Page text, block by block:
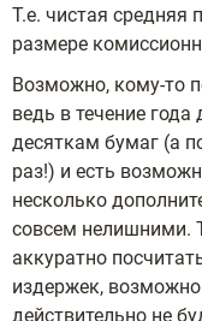
Т.е. чистая средняя
размере
Возможно, кому-то
ведь в течение
десяткам бумаг (а
раз!) и есть
несколько
совсем нелишними.
аккуратно
издержек,
действительно не